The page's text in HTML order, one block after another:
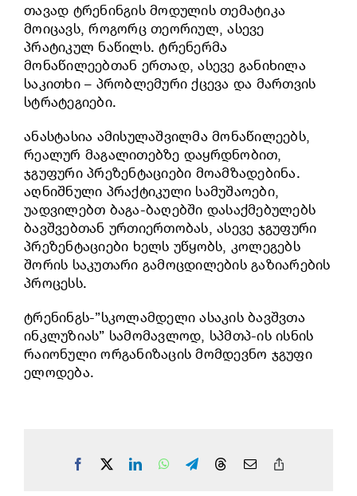
თავად ტრენინგის მოდულის თემატიკა
მოიცავს, როგორც თეორიულ, ასევე
პრატიკულ ნაწილს. ტრენერმა
მონაწილეებთან ერთად, ასევე განიხილა
საკითხი – პრობლემური ქცევა და მართვის
სტრატეგიები.
ანასტასია ამისულაშვილმა მონაწილეებს,
რეალურ მაგალითებზე დაყრდნობით,
ჯგუფური პრეზენტაციები მოამზადებინა.
აღნიშნული პრაქტიკული სამუშაოები,
უადვილებთ ბაგა-ბაღებში დასაქმებულებს
ბავშვებთან ურთიერთობას, ასევე ჯგუფური
პრეზენტაციები ხელს უწყობს, კოლეგებს
შორის საკუთარი გამოცდილების გაზიარების
პროცესს.
ტრენინგს-”სკოლამდელი ასაკის ბავშვთა
ინკლუზიას” სამომავლოდ, სპმთპ-ის ისნის
რაიონული ორგანიზაცის მომდევნო ჯგუფი
ელოდება.
Facebook LinkedInWhatsApp
TelegramThreadsEmail